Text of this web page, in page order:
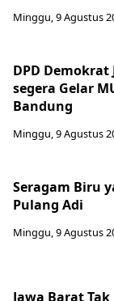
Minggu, 9 Agustus
DPD
segera Gelar
Bandung
Minggu, 9 Agustus
Seragam Biru
Pulang Adi
Minggu, 9 Agustus
Jawa Barat